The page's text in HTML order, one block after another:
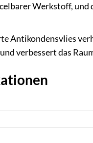
Werkstoff,
Antikondensvlies
verbessert das